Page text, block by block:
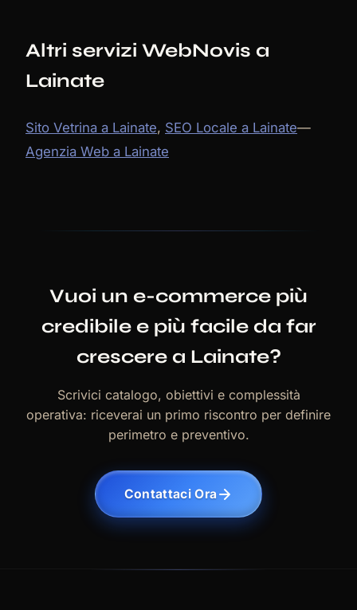
Altri servizi WebNovis a
Lainate
Sito Vetrina a Lainate, SEO Locale a Lainate—
Agenzia Web a Lainate
Vuoi un e-commerce più
credibile e più facile da far
crescere a Lainate?
Scrivici catalogo, obiettivi e complessità
operativa: riceverai un primo riscontro per definire
perimetro e preventivo.
Contattaci Ora